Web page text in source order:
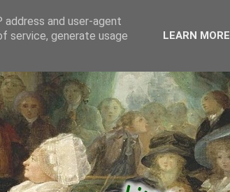
and user-agent
service, generate usage
LEARN MORE